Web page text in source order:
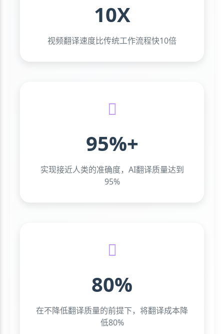
10X
视频翻译速度比传统工作流程快10倍
95%+
实现接近人类的准确度，AI翻译质量达到
95%
80%
在不降低翻译质量的前提下，将翻译成本降
低80%